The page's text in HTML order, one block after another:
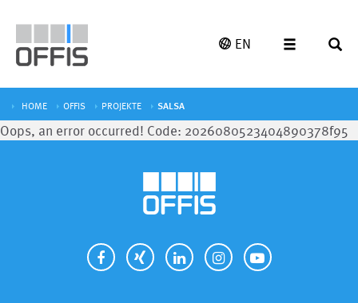
EN
HOME OFFIS PROJEKTE SALSA
Oops, an error occurred! Code: 2026080523404890378f95